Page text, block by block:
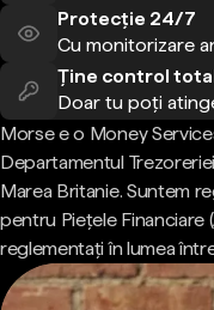
Protecție 24/7
Cu monitorizare
Ține control
Doar tu poți
Morse e o Money
Departamentul
Marea Britanie. Suntem
pentru Piețele Financiare
reglementați în lumea